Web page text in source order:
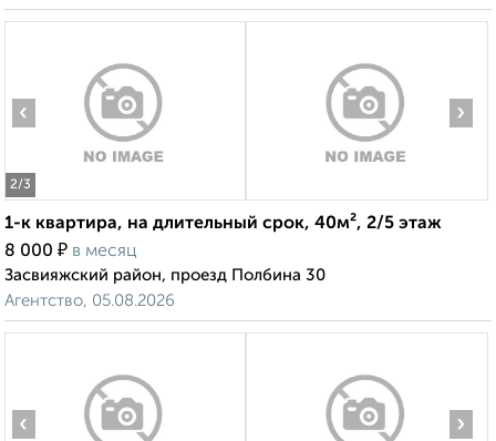
2/3
‹ ›
1-к квартира, на длительный срок, 40м², 2/5 этаж
8 000 ₽ в месяц
Засвияжский район, проезд Полбина 30
Агентство, 05.08.2026
‹ ›